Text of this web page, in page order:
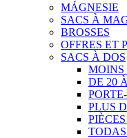
MÁGNESIE
SACS À
BROSSES
OFFRES ET
SACS À DOS
MOINS
DE 20
PLUS